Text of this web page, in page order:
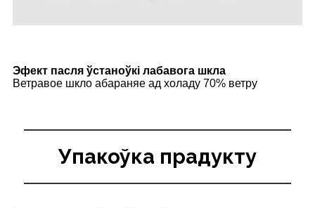
Эфект пасля ўстаноўкі лабавога шкла
Ветравое шкло абараняе ад холаду 70% ветру
Упакоўка прадукту